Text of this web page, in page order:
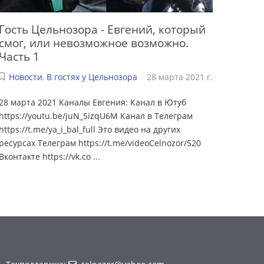
Цельнозора - Евгений, который
или невозможное возможно.
1
Новости, В гостях у Цельнозора 28 марта 2021 г.
марта 2021 Каналы Евгения: Канал в Ютуб
youtu.be/juN_5izqU6M Канал в Телеграм
t.me/ya_i_bal_full Это видео на других
Телеграм https://t.me/videoCelnozor/520
https://vk.co ...